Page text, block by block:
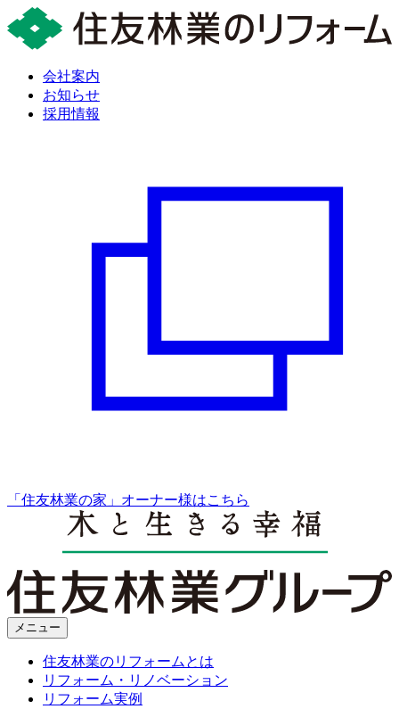
会社案内
お知らせ
採用情報
「住友林業の家」オーナー様はこちら
メニュー
住友林業のリフォームとは
リフォーム・リノベーション
リフォーム実例